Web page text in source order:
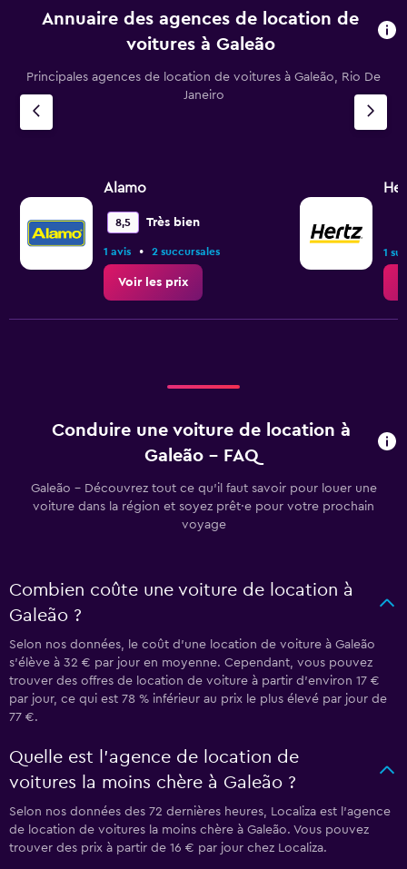
Annuaire des agences de location de
voitures à Galeão
Principales agences de location de voitures à Galeão, Rio De
Janeiro
Alamo
8,5 Très bien
1 avis • 2 succursales
Voir les prix
1
Conduire une voiture de location à
Galeão - FAQ
Galeão - Découvrez tout ce qu’il faut savoir pour louer une
voiture dans la région et soyez prêt·e pour votre prochain
voyage
Combien coûte une voiture de location à
Galeão ?
Selon nos données, le coût d’une location de voiture à Galeão
s'élève à 32 € par jour en moyenne. Cependant, vous pouvez
trouver des offres de location de voiture à partir d’environ 17 €
par jour, ce qui est 78 % inférieur au prix le plus élevé par jour de
77 €.
Quelle est l’agence de location de
voitures la moins chère à Galeão ?
Selon nos données des 72 dernières heures, Localiza est l’agence
de location de voitures la moins chère à Galeão. Vous pouvez
trouver des prix à partir de 16 € par jour chez Localiza.